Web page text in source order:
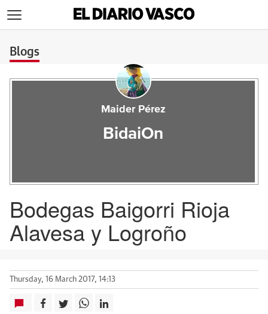
Blogs
Maider Pérez
BidaiOn
Bodegas Baigorri Rioja
Alavesa y Logroño
Thursday, 16 March 2017, 14:13